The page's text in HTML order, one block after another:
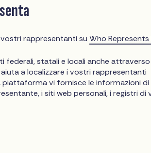
rappresentanti su Who Represents
statali e locali anche attraverso
a localizzare i vostri rappresentanti
vi fornisce le informazioni di
i siti web personali, i registri di